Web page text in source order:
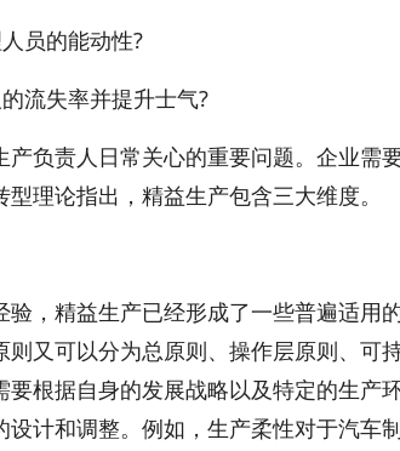
员的能动性?
失率并提升士气?
责人日常关心的重要问题。企业需
理论指出，精益生产包含三大维度。
精益生产已经形成了一些普遍适用
则又可以分为总原则、操作层原则、可
要根据自身的发展战略以及特定的生产
设计和调整。例如，生产柔性对于汽车